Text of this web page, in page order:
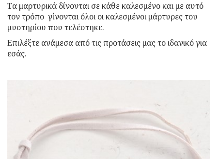
Τα μαρτυρικά δίνονται σε κάθε καλεσμένο και με αυτό
τον τρόπο γίνονται όλοι οι καλεσμένοι μάρτυρες του
μυστηρίου που τελέστηκε.
Επιλέξτε ανάμεσα από τις προτάσεις μας το ιδανικό για
εσάς.